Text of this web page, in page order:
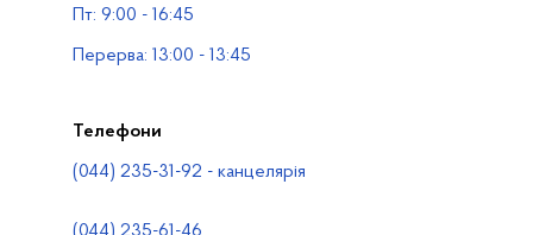
Пт: 9:00 - 16:45
Перерва: 13:00 - 13:45
Телефони
(044) 235-31-92 - канцелярія
(044) 235-61-46